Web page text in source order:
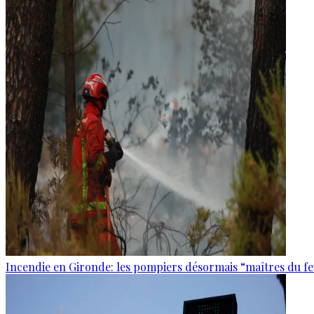
Incendie en Gironde: les pompiers désormais “maîtres du